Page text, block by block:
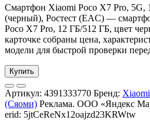
Смартфон Xiaomi Poco X7 Pro, 5G,
(черный), Ростест (EAC) —
Poco X7 Pro, 12 ГБ/512 ГБ, цвет
карточке собраны цена,
модели для быстрой проверки
Купить
Артикул: 4391333770 Бренд: Xiaomi
(Сяоми) Реклама. ООО «Яндекс
erid: 5jtCeReNx12oajzd23KRWtw